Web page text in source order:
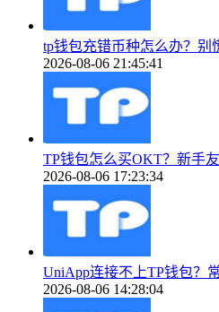
tp钱包充错币种怎么办？别
2026-08-06 21:45:41
TP钱包怎么买OKT？新手
2026-08-06 17:23:34
UniApp连接不上TP钱包？
2026-08-06 14:28:04